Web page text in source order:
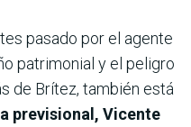
pasado por el agente
patrimonial y el peligro
de Brítez, también está
previsional, Vicente